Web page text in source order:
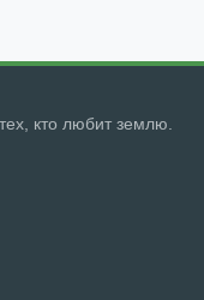
кто любит землю.